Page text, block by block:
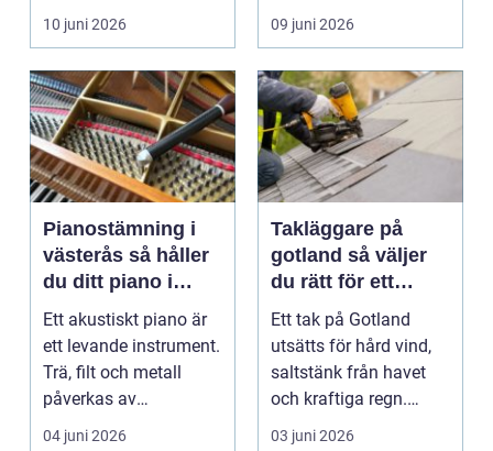
samtidigt som många
10 juni 2026 09 juni 2026
Pianostämning i
västerås så håller
du ditt piano i
toppform
Ett akustiskt piano är
ett levande instrument.
Trä, filt och metall
påverkas av
årstidernas växlinga...
04 juni 2026
Takläggare på
gotland så väljer
du rätt för ett
hållbart tak
Ett tak på Gotland
utsätts för hård vind,
saltstänk från havet
och kraftiga regn.
Taket behöver vara...
03 juni 2026